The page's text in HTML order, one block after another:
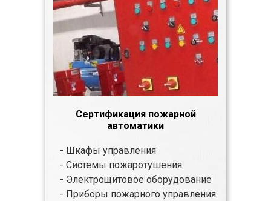
Сертификация пожарной
автоматики
- Шкафы управления
- Системы пожаротушения
- Электрощитовое оборудование
- Приборы пожарного управления